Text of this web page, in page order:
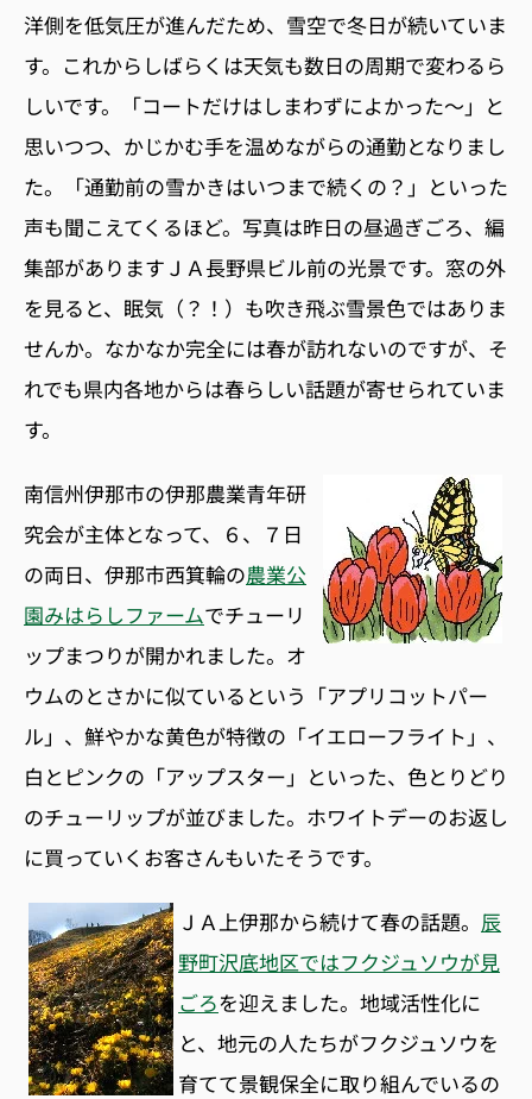
洋側を低気圧が進んだため、雪空で冬日が続いていま
す。これからしばらくは天気も数日の周期で変わるら
しいです。「コートだけはしまわずによかった〜」と
思いつつ、かじかむ手を温めながらの通勤となりまし
た。「通勤前の雪かきはいつまで続くの？」といった
声も聞こえてくるほど。写真は昨日の昼過ぎごろ、編
集部がありますＪＡ長野県ビル前の光景です。窓の外
を見ると、眠気（？！）も吹き飛ぶ雪景色ではありま
せんか。なかなか完全には春が訪れないのですが、そ
れでも県内各地からは春らしい話題が寄せられていま
す。
南信州伊那市の伊那農業青年研
究会が主体となって、６、７日
の両日、伊那市西箕輪の農業公
園みはらしファームでチューリ
ップまつりが開かれました。オ
ウムのとさかに似ているという「アプリコットパー
ル」、鮮やかな黄色が特徴の「イエローフライト」、
白とピンクの「アップスター」といった、色とりどり
のチューリップが並びました。ホワイトデーのお返し
に買っていくお客さんもいたそうです。
ＪＡ上伊那から続けて春の話題。 辰
野町沢底地区ではフクジュソウが見
ごろを迎えました。地域活性化に
と、地元の人たちがフクジュソウを
育てて景観保全に取り組んでいるの